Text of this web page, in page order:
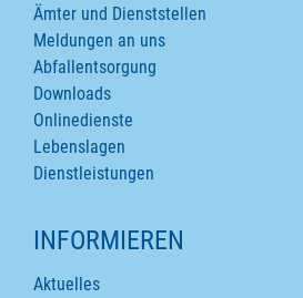
Ämter und Dienststellen
Meldungen an uns
Abfallentsorgung
Downloads
Onlinedienste
Lebenslagen
Dienstleistungen
INFORMIEREN
Aktuelles